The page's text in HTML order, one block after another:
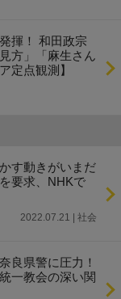
揮！ 和田政宗
方」「麻生さん
定点観測】
す動きがいまだ
要求、NHKで
2022.07.21 | 社会
良県警に圧力！
一教会の深い関